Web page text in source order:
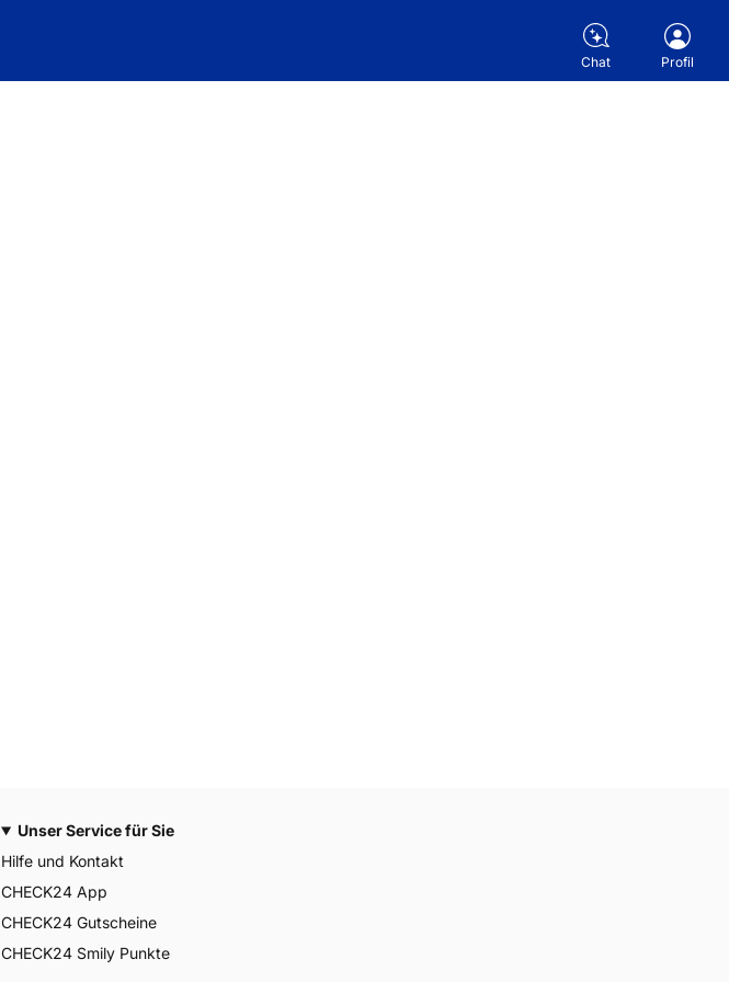
Chat Profil
Unser Service für Sie
Hilfe und Kontakt
CHECK24 App
CHECK24 Gutscheine
CHECK24 Smily Punkte